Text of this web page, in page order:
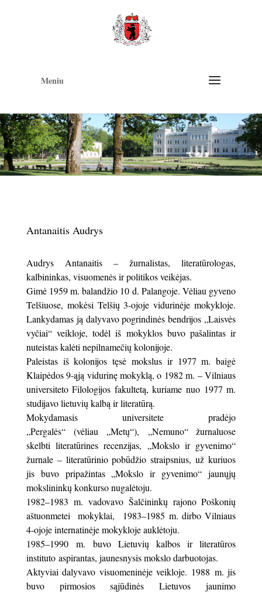
Meniu
Antanaitis Audrys
Audrys Antanaitis – žurnalistas, literatūrologas,
kalbininkas, visuomenės ir politikos veikėjas.
Gimė 1959 m. balandžio 10 d. Palangoje. Vėliau gyveno
Telšiuose, mokėsi Telšių 3-ojoje vidurinėje mokykloje.
Lankydamas ją dalyvavo pogrindinės bendrijos „Laisvės
vyčiai“ veikloje, todėl iš mokyklos buvo pašalintas ir
nuteistas kalėti nepilnamečių kolonijoje.
Paleistas iš kolonijos tęsė mokslus ir 1977 m. baigė
Klaipėdos 9-ąją vidurinę mokyklą, o 1982 m. – Vilniaus
universiteto Filologijos fakultetą, kuriame nuo 1977 m.
studijavo lietuvių kalbą ir literatūrą.
Mokydamasis universitete pradėjo
„Pergalės“ (vėliau „Metų“), „Nemuno“ žurnaluose
skelbti literatūrines recenzijas, „Mokslo ir gyvenimo“
žurnale – literatūrinio pobūdžio straipsnius, už kuriuos
jis buvo pripažintas „Mokslo ir gyvenimo“ jaunųjų
mokslininkų konkurso nugalėtoju.
1982–1983 m. vadovavo Šalčininkų rajono Poškonių
aštuonmetei mokyklai, 1983–1985 m. dirbo Vilniaus
4-ojoje internatinėje mokykloje auklėtoju.
1985–1990 m. buvo Lietuvių kalbos ir literatūros
instituto aspirantas, jaunesnysis mokslo darbuotojas.
Aktyviai dalyvavo visuomeninėje veikloje. 1988 m. jis
buvo pirmosios sąjūdinės Lietuvos jaunimo